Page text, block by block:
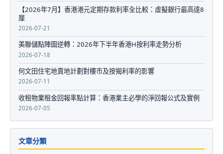
【2026年7月】香港港元定期存款利率全比較：虛擬銀行最高達8
厘
2026-07-21
美聯儲點陣圖逆轉：2026年下半年香港H按利率走勢分析
2026-07-18
何文田住宅地賣地計劃對樓市及按揭利率的影響
2026-07-11
收租物業租金回報率點計算：香港業主必學的淨回報公式及實例
2026-07-05
文章分類